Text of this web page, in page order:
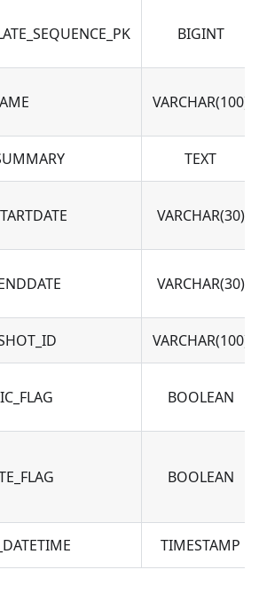
BIGINT
VARCHAR(100)
TEXT
VARCHAR(30)
VARCHAR(30)
VARCHAR(100)
BOOLEAN
BOOLEAN
TIMESTAMP